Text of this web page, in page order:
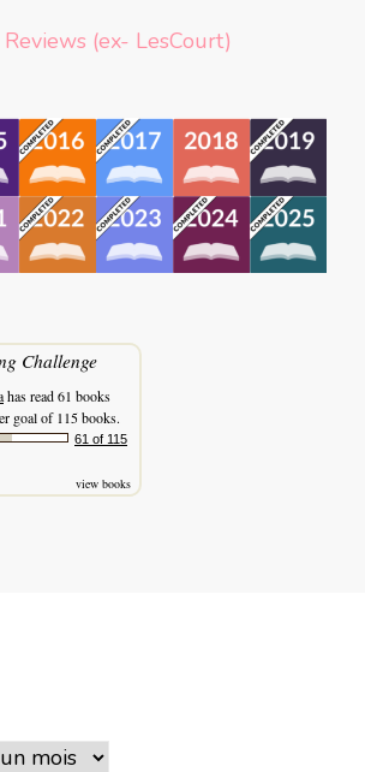
(ex- LesCourt)
Challenge
has read 61 books
goal of 115 books.
61 of 115
view books